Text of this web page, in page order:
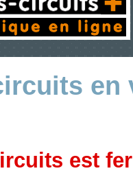
en
est